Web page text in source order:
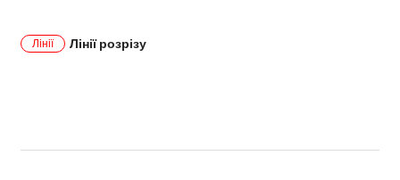
Лінії Лінії розрізу